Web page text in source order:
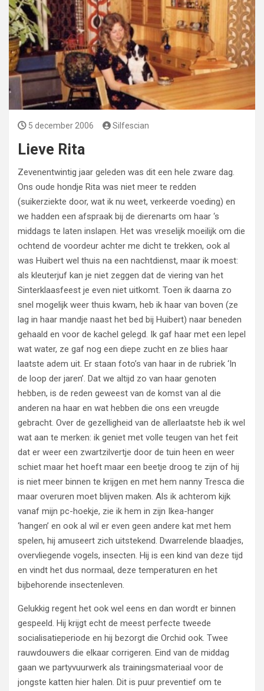
5 december 2006 Silfescian
Lieve Rita
Zevenentwintig jaar geleden was dit een hele zware dag.
Ons oude hondje Rita was niet meer te redden
(suikerziekte door, wat ik nu weet, verkeerde voeding) en
we hadden een afspraak bij de dierenarts om haar ‘s
middags te laten inslapen. Het was vreselijk moeilijk om die
ochtend de voordeur achter me dicht te trekken, ook al
was Huibert wel thuis na een nachtdienst, maar ik moest:
als kleuterjuf kan je niet zeggen dat de viering van het
Sinterklaasfeest je even niet uitkomt. Toen ik daarna zo
snel mogelijk weer thuis kwam, heb ik haar van boven (ze
lag in haar mandje naast het bed bij Huibert) naar beneden
gehaald en voor de kachel gelegd. Ik gaf haar met een lepel
wat water, ze gaf nog een diepe zucht en ze blies haar
laatste adem uit. Er staan foto’s van haar in de rubriek ‘In
de loop der jaren’. Dat we altijd zo van haar genoten
hebben, is de reden geweest van de komst van al die
anderen na haar en wat hebben die ons een vreugde
gebracht. Over de gezelligheid van de allerlaatste heb ik wel
wat aan te merken: ik geniet met volle teugen van het feit
dat er weer een zwartzilvertje door de tuin heen en weer
schiet maar het hoeft maar een beetje droog te zijn of hij
is niet meer binnen te krijgen en met hem nanny Tresca die
maar overuren moet blijven maken. Als ik achterom kijk
vanaf mijn pc-hoekje, zie ik hem in zijn Ikea-hanger
‘hangen’ en ook al wil er even geen andere kat met hem
spelen, hij amuseert zich uitstekend. Dwarrelende blaadjes,
overvliegende vogels, insecten. Hij is een kind van deze tijd
en vindt het dus normaal, deze temperaturen en het
bijbehorende insectenleven.
Gelukkig regent het ook wel eens en dan wordt er binnen
gespeeld. Hij krijgt echt de meest perfecte tweede
socialisatieperiode en hij bezorgt die Orchid ook. Twee
rauwdouwers die elkaar corrigeren. Eind van de middag
gaan we partyvuurwerk als trainingsmateriaal voor de
jongste katten hier halen. Dit is puur preventief om te